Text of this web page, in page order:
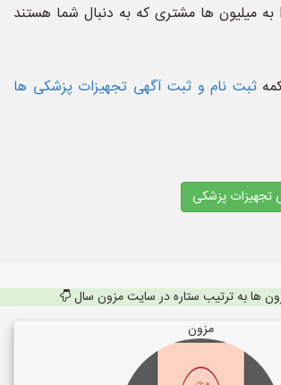
میلیون ها مشتری که به دنبال شما هستند
ثبت نام و ثبت آگهی تجهیزات پزشکی ها
تجهیزات پزشکی
ها به ترتیب ستاره در سایت مزون سال
مزون